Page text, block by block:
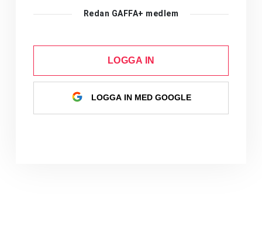
Redan GAFFA+ medlem
LOGGA IN
LOGGA IN MED GOOGLE